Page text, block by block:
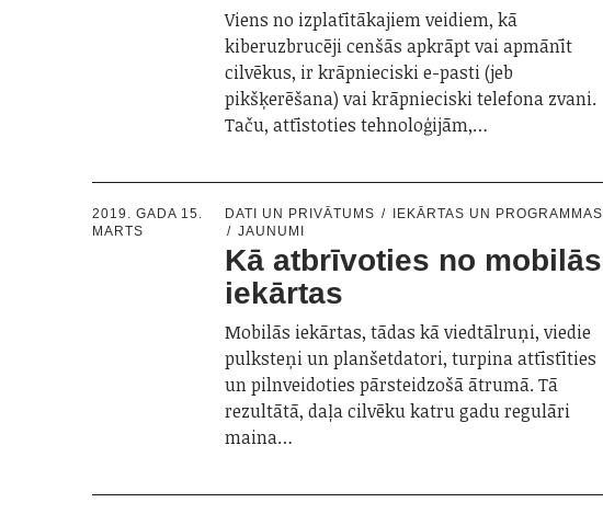
Viens no izplatītākajiem veidiem, kā
kiberuzbrucēji cenšās apkrāpt vai apmānīt
cilvēkus, ir krāpnieciski e-pasti (jeb
pikšķerēšana) vai krāpnieciski telefona zvani.
Taču, attīstoties tehnoloģijām,…
2019. GADA 15.
MARTS
DATI UN PRIVĀTUMS
IEKĀRTAS UN PROGRAMMAS
JAUNUMI
Kā atbrīvoties no mobilās
iekārtas
Mobilās iekārtas, tādas kā viedtālruņi, viedie
pulksteņi un planšetdatori, turpina attīstīties
un pilnveidoties pārsteidzošā ātrumā. Tā
rezultātā, daļa cilvēku katru gadu regulāri
maina…